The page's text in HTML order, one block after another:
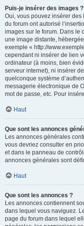
Puis-je insérer des images ?
Oui, vous pouvez insérer
du forum ont autorisé
images sur le forum. Dans le
une image distante,
exemple « http://
cependant ni insérer de lien
ordinateur (à moins, bien
serveur internet), ni insérer
quelconque système
messagerie électronique de
mot de passe, etc. Pour
Haut
Que sont les annonces
Les annonces générales
vous devriez consulter en
et dans le panneau de
annonces générales sont
Haut
Que sont les annonces ?
Les annonces contiennent
dans lequel vous naviguez.
page du forum dans lequel